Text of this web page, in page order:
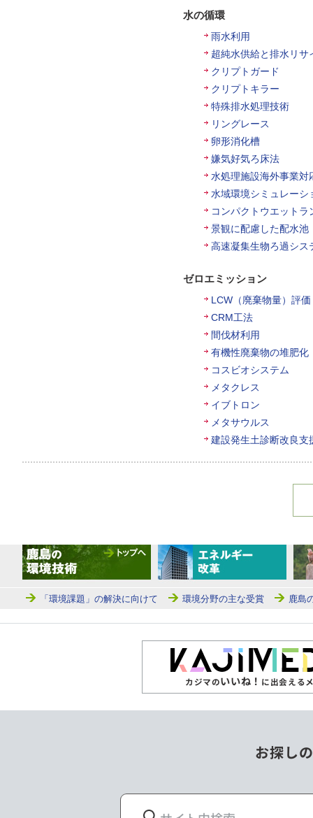
水の循環
雨水利用
超純水供給と排水リサ
クリプトガード
クリプトキラー
特殊排水処理技術
リングレース
卵形消化槽
嫌気好気ろ床法
水処理施設海外事業対
水域環境シミュレーシ
コンパクトウエットラ
景観に配慮した配水池
高速凝集生物ろ過シス
ゼロエミッション
LCW（廃棄物量）評価
CRM工法
間伐材利用
有機性廃棄物の堆肥化
コスビオシステム
メタクレス
イブトロン
メタサウルス
建設発生土診断改良支
「環境課題」の解決に向けて 環境分野の主な受賞 鹿島
カジマのいいね！ に出会える
お探し